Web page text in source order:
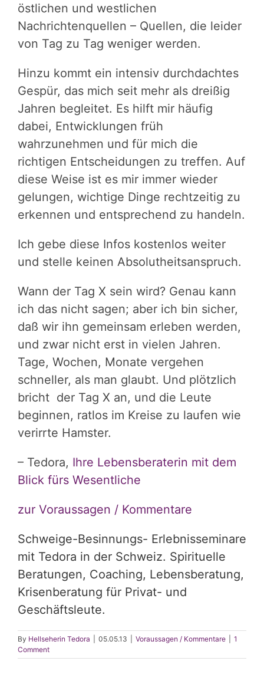
östlichen und westlichen
Nachrichtenquellen – Quellen, die leider
von Tag zu Tag weniger werden.
Hinzu kommt ein intensiv durchdachtes
Gespür, das mich seit mehr als dreißig
Jahren begleitet. Es hilft mir häufig
dabei, Entwicklungen früh
wahrzunehmen und für mich die
richtigen Entscheidungen zu treffen. Auf
diese Weise ist es mir immer wieder
gelungen, wichtige Dinge rechtzeitig zu
erkennen und entsprechend zu handeln.
Ich gebe diese Infos kostenlos weiter
und stelle keinen Absolutheitsanspruch.
Wann der Tag X sein wird? Genau kann
ich das nicht sagen; aber ich bin sicher,
daß wir ihn gemeinsam erleben werden,
und zwar nicht erst in vielen Jahren.
Tage, Wochen, Monate vergehen
schneller, als man glaubt. Und plötzlich
bricht der Tag X an, und die Leute
beginnen, ratlos im Kreise zu laufen wie
verirrte Hamster.
– Tedora, Ihre Lebensberaterin mit dem
Blick fürs Wesentliche
zur Voraussagen / Kommentare
Schweige-Besinnungs- Erlebnisseminare
mit Tedora in der Schweiz. Spirituelle
Beratungen, Coaching, Lebensberatung,
Krisenberatung für Privat- und
Geschäftsleute.
By Hellseherin Tedora 05.05.13 Voraussagen / Kommentare
1
Comment